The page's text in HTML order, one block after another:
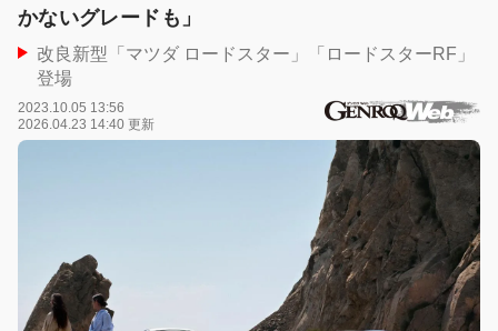
かないグレードも」
改良新型「マツダ ロードスター」「ロードスターRF」
登場
2023.10.05 13:56
2026.04.23 14:40 更新